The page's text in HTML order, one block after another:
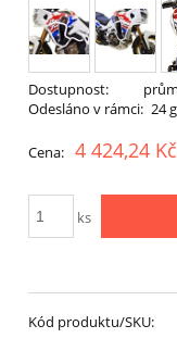
Dostupnost:
Odesláno v rámci: 24
Cena: 4 424,24 Kč
ks
Kód produktu/SKU: